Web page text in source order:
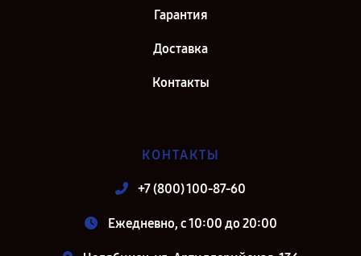
Гарантия
Доставка
Контакты
КОНТАКТЫ
+7 (800) 100-87-60
Ежедневно, с 10:00 до 20:00